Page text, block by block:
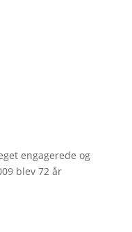
engagerede og
blev 72 år